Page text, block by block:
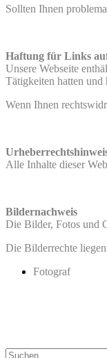
Sollten Ihnen
Haftung für Links
Unsere Webseite
Tätigkeiten hatten
Wenn Ihnen
Alle Inhalte dieser
Bildernachweis
Die Bilder, Fotos und
Die Bilderrechte
Fotograf
Suche